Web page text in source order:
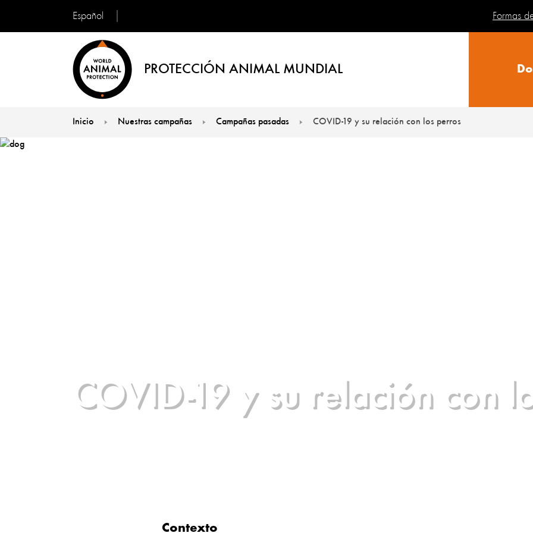
Español
PROTECCIÓN ANIMAL MUNDIAL
Formas
Inicio Nuestras campañas Campañas pasadas COVID-19 y su relación con los perros
COVID-19 y su relación con
Contexto